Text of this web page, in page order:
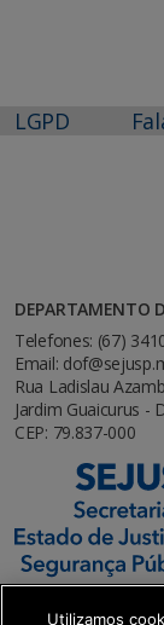
LGPD
DEPARTAMENTO
Telefones: (67)
Email:
Rua Ladislau
Jardim Guaicurus -
CEP: 79.837-000
Utilizamos